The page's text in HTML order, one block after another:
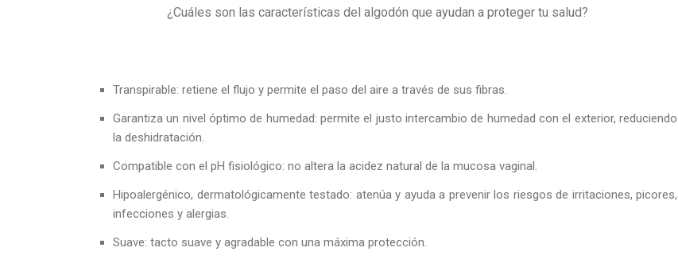
¿Cuáles son las características del algodón que ayudan a proteger tu salud?
Transpirable: retiene el flujo y permite el paso del aire a través de sus fibras.
Garantiza un nivel óptimo de humedad: permite el justo intercambio de humedad con el exterior, reduciendo
la deshidratación.
Compatible con el pH fisiológico: no altera la acidez natural de la mucosa vaginal.
Hipoalergénico, dermatológicamente testado: atenúa y ayuda a prevenir los riesgos de irritaciones, picores,
infecciones y alergias.
Suave: tacto suave y agradable con una máxima protección.